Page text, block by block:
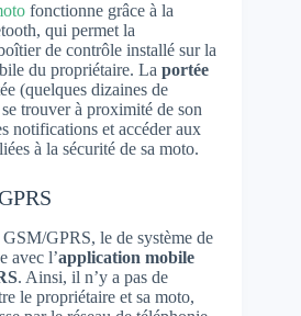
fonctionne grâce à la
qui permet la
de contrôle installé sur la
du propriétaire. La portée
(quelques dizaines de
trouver à proximité de son
notifications et accéder aux
à la sécurité de sa moto.
GPRS, le de système de
avec l’application mobile
. Ainsi, il n’y a pas de
le propriétaire et sa moto,